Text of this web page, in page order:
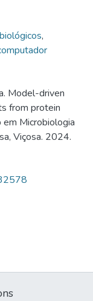
,
Model-driven
from protein
Microbiologia
Viçosa. 2024.